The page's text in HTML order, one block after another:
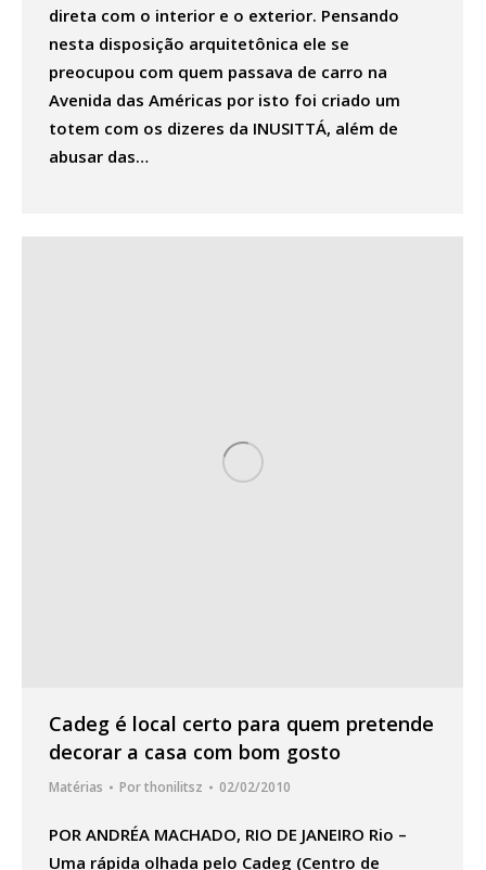
direta com o interior e o exterior. Pensando
nesta disposição arquitetônica ele se
preocupou com quem passava de carro na
Avenida das Américas por isto foi criado um
totem com os dizeres da INUSITTÁ, além de
abusar das…
Cadeg é local certo para quem pretende
decorar a casa com bom gosto
Matérias Porthonilitsz 02/02/2010
POR ANDRÉA MACHADO, RIO DE JANEIRO Rio –
Uma rápida olhada pelo Cadeg (Centro de